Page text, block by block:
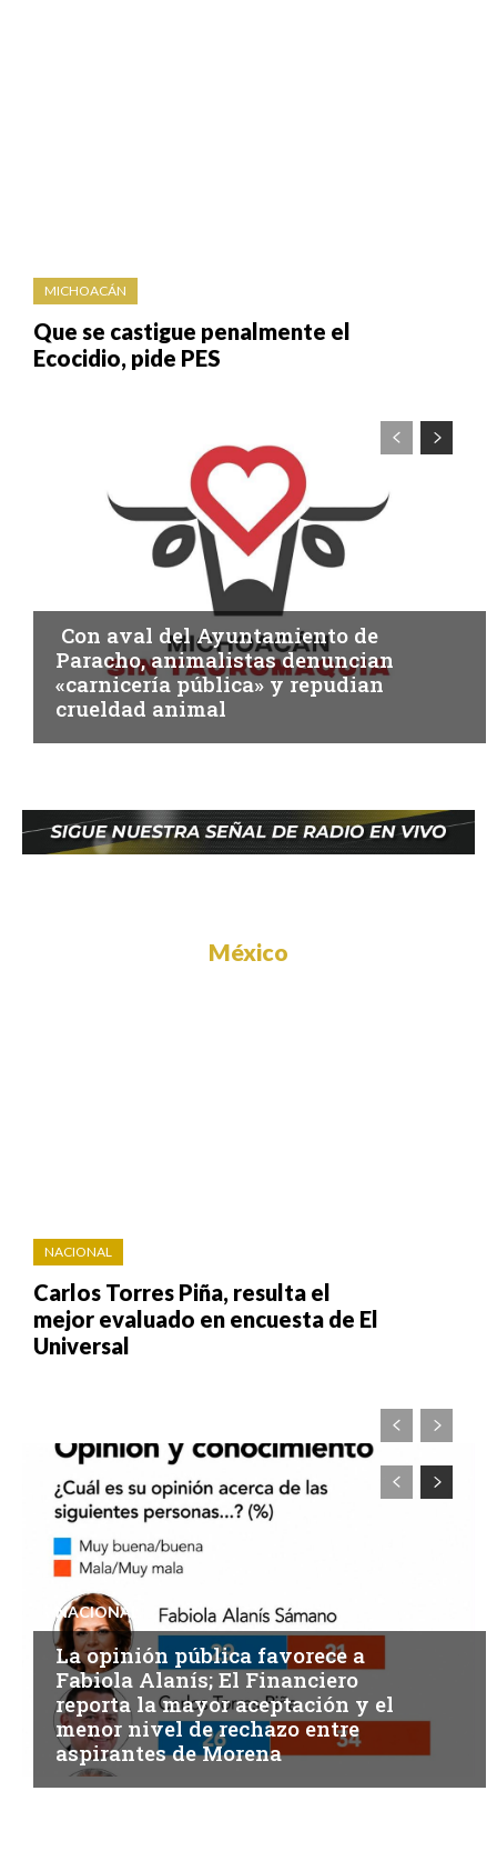
MICHOACÁN
Que se castigue penalmente el
Ecocidio, pide PES
Con aval del Ayuntamiento de
Paracho, animalistas denuncian
«carnicería pública» y repudian
crueldad animal
México
NACIONAL
Carlos Torres Piña, resulta el
mejor evaluado en encuesta de El
Universal
NACIONAL
La opinión pública favorece a
Fabiola Alanís; El Financiero
reporta la mayor aceptación y el
menor nivel de rechazo entre
aspirantes de Morena